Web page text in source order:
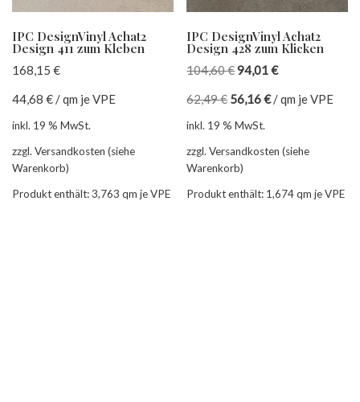
IPC DesignVinyl Achat2
Design 411 zum Kleben
168,15 €
44,68 €/qm je VPE
inkl. 19 % MwSt.
zzgl. Versandkosten (siehe
Warenkorb)
Produkt enthält: 3,763 qm je VPE
IPC DesignVinyl Achat2
Design 428 zum Klicken
104,60€94,01€
62,49€ 56,16€/qm je VPE
inkl. 19 % MwSt.
zzgl. Versandkosten (siehe
Warenkorb)
Produkt enthält: 1,674qm je VPE